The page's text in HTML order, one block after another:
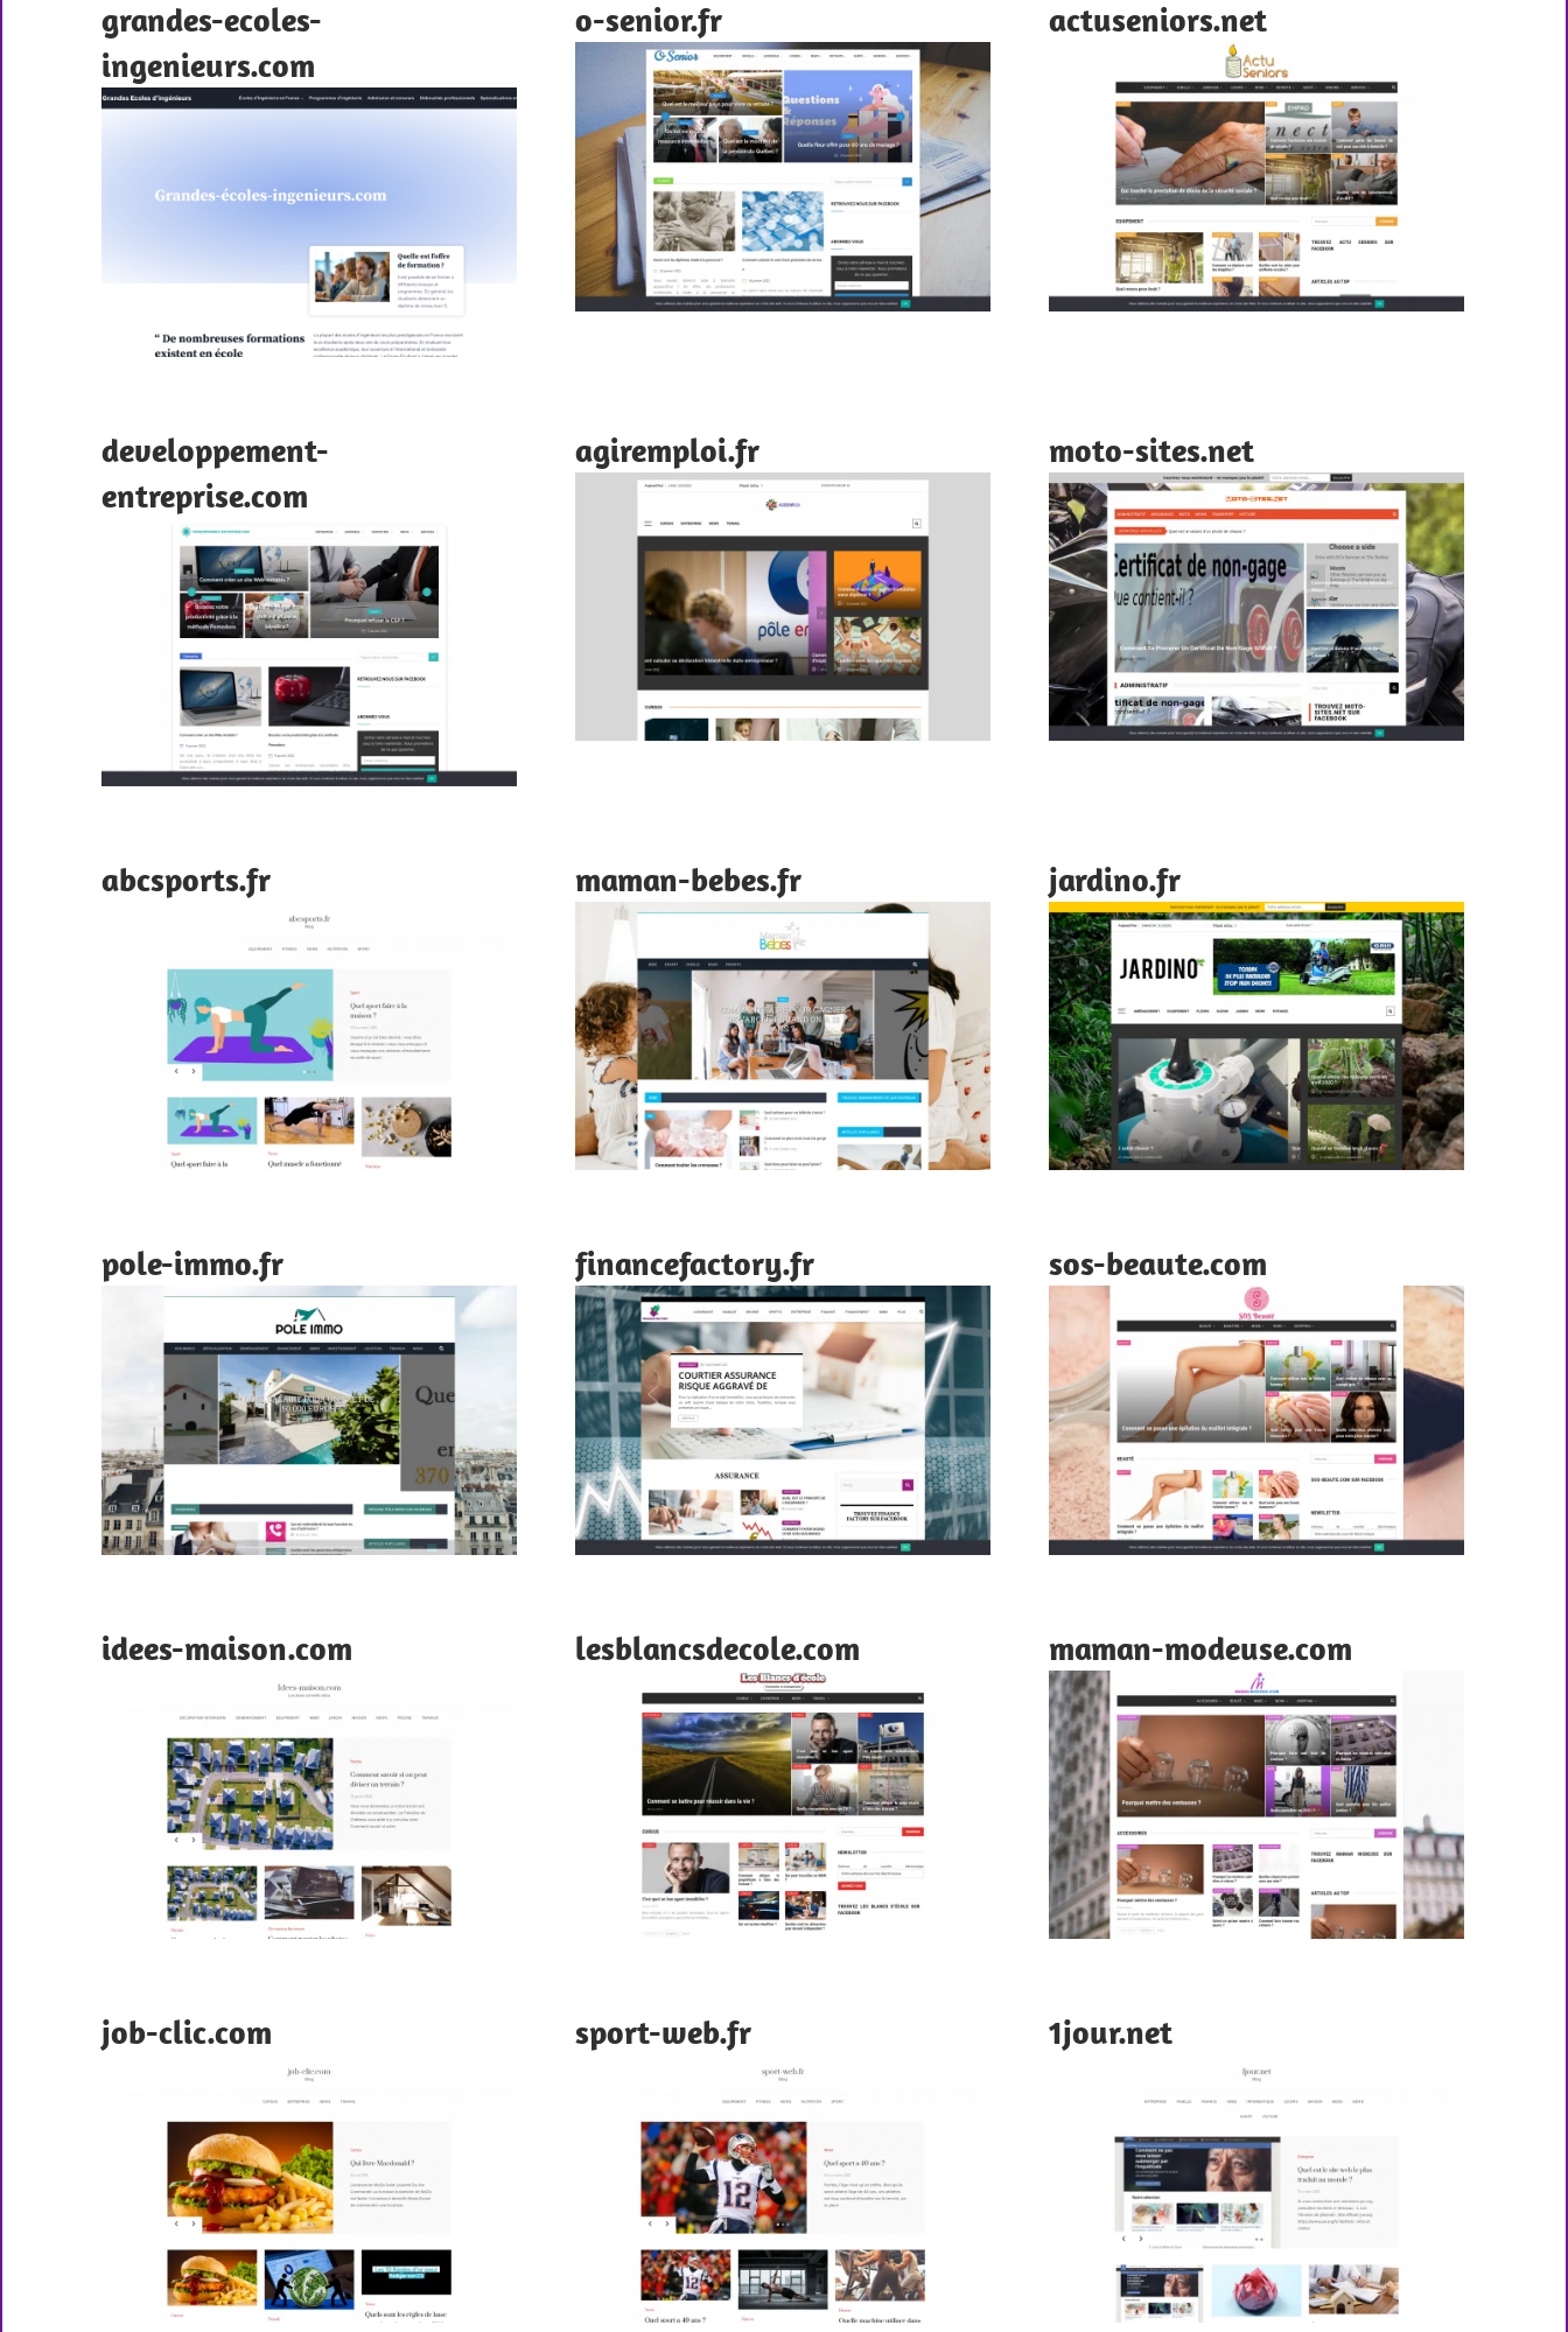
grandes-ecoles-
ingenieurs.com
o-senior.fr actuseniors.net
developpement-
entreprise.com
agiremploi.fr moto-sites.net
abcsports.fr maman-bebes.fr jardino.fr
pole-immo.fr financefactory.fr sos-beaute.com
idees-maison.com lesblancsdecole.com maman-modeuse.com
job-clic.com sport-web.fr 1jour.net